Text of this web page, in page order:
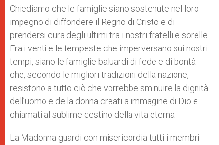
Chiediamo che le famiglie siano sostenute nel loro
impegno di diffondere il Regno di Cristo e di
prendersi cura degli ultimi tra i nostri fratelli e sorelle.
Fra i venti e le tempeste che imperversano sui nostri
tempi, siano le famiglie baluardi di fede e di bontà
che, secondo le migliori tradizioni della nazione,
resistono a tutto ciò che vorrebbe sminuire la dignità
dell’uomo e della donna creati a immagine di Dio e
chiamati al sublime destino della vita eterna.
La Madonna guardi con misericordia tutti i membri